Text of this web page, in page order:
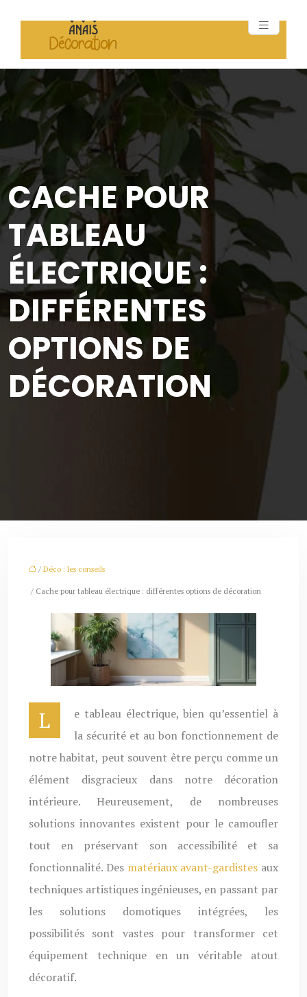
CACHE POUR
TABLEAU
ÉLECTRIQUE :
DIFFÉRENTES
OPTIONS DE
DÉCORATION
/ Déco : les conseils
/ Cache pour tableau électrique : différentes options de décoration
Le tableau électrique, bien qu’essentiel à
la sécurité et au bon fonctionnement de
notre habitat, peut souvent être perçu comme un
élément disgracieux dans notre décoration
intérieure. Heureusement, de nombreuses
solutions innovantes existent pour le camoufler
tout en préservant son accessibilité et sa
fonctionnalité. Des matériaux avant-gardistes aux
techniques artistiques ingénieuses, en passant par
les solutions domotiques intégrées, les
possibilités sont vastes pour transformer cet
équipement technique en un véritable atout
décoratif.